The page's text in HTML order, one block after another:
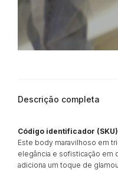
Descrição completa
Código identificador
Este body maravilhoso em
elegância e sofisticação em
adiciona um toque de